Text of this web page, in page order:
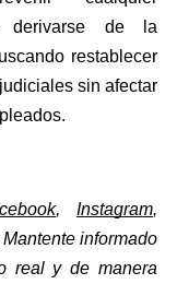
derivarse de la
restablecer
sin afectar
, Instagram,
Mantente informado
real y de manera